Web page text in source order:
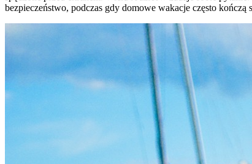
bezpieczeństwo, podczas gdy domowe wakacje często kończą